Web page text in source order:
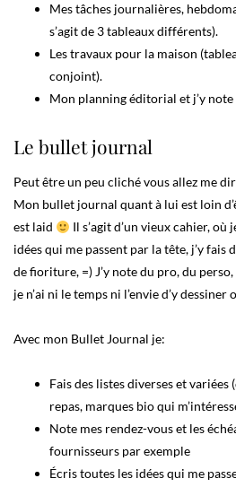
Mes tâches journalières,
s’agit de 3 tableaux différents).
Les travaux pour la maison
conjoint).
Mon planning éditorial et j’y note
Le bullet journal
Peut être un peu cliché vous allez me
Mon bullet journal quant à lui est loin
est laid
Il s’agit d’un vieux cahier, où
idées qui me passent par la tête, j’y fais
de fioriture, =) J’y note du pro, du
je n’ai ni le temps ni l’envie d’y dessiner
Avec mon Bullet Journal je:
Fais des listes diverses et variées
repas, marques bio qui
Note mes rendez-vous et les
fournisseurs par exemple
Écris toutes les idées qui me